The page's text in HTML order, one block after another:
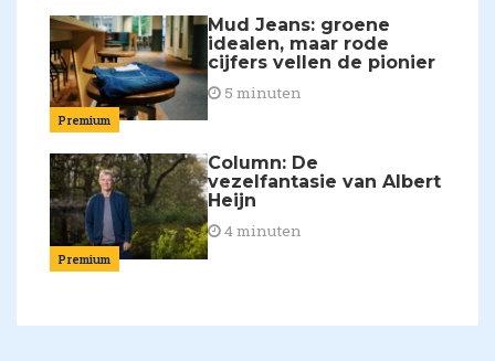
Premium
Mud Jeans: groene
idealen, maar rode
cijfers vellen de pionier
5 minuten
Premium
Column: De
vezelfantasie van Albert
Heijn
4 minuten